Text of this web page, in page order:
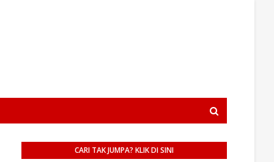
CARI TAK JUMPA? KLIK DI SINI